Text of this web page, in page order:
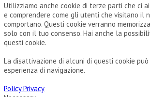
Utilizziamo anche cookie di terze parti che ci
e comprendere come gli utenti che visitano il
comportano. Questi cookie verranno
solo con il tuo consenso. Hai anche la
questi cookie.
La disattivazione di alcuni di questi cookie
esperienza di navigazione.
Policy Privacy